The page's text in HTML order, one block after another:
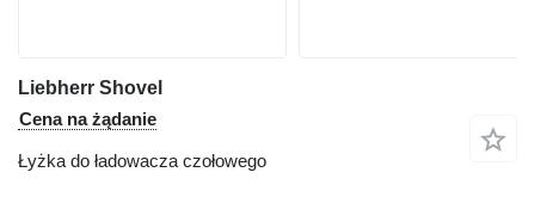
Liebherr Shovel
Cena na żądanie
Łyżka do ładowacza czołowego